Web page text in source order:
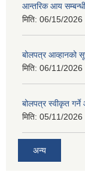
आन्तरिक आय
मिति: 06/15/2026
बोलपत्र आव्हानको
मिति: 06/11/2026
बोलपत्र स्वीकृत
मिति: 05/11/2026
अन्य